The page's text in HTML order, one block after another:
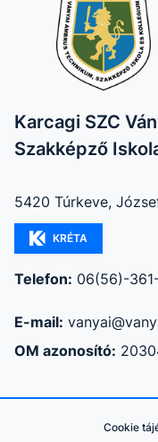
Karcagi SZC
Szakképző
5420 Túrkeve,
KRÉTA
Telefon: 06(56)-
E-mail:
OM azonosító:
Cookie